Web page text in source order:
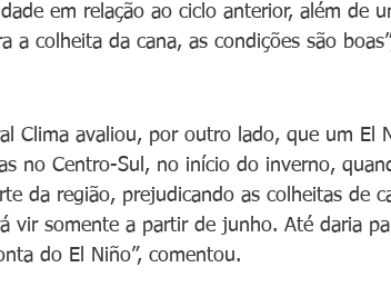
em relação ao ciclo anterior, além de
a colheita da cana, as condições são
Clima avaliou, por outro lado, que um El
no Centro-Sul, no início do inverno,
da região, prejudicando as colheitas de
vir somente a partir de junho. Até daria
do El Niño”, comentou.